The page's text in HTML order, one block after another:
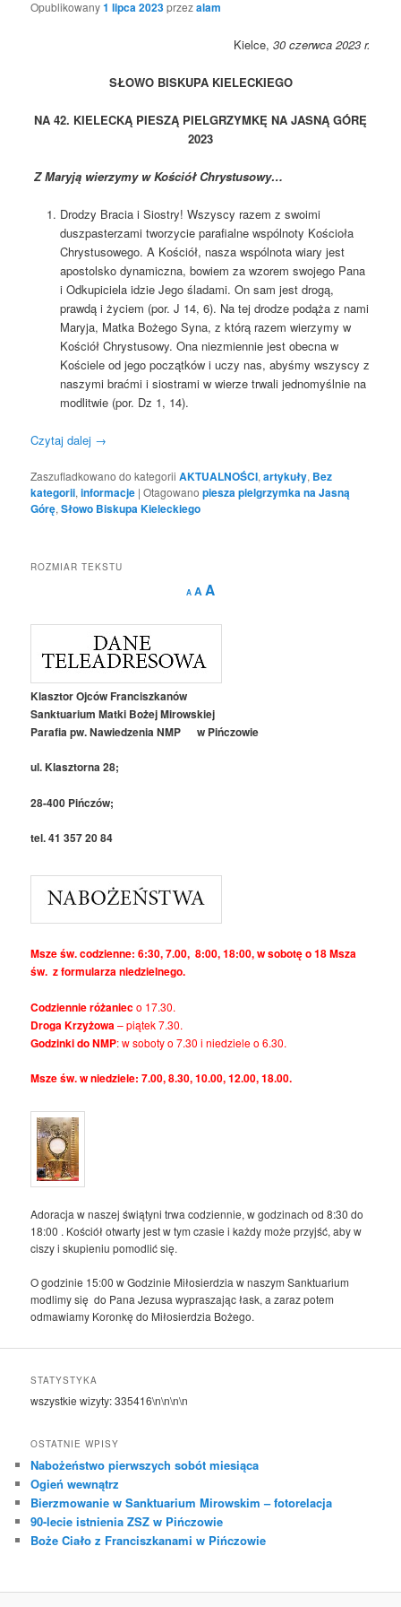
Opublikowany1 lipca 2023przezalam
Kielce, 30 czerwca 2023 r.
SŁOWO BISKUPA KIELECKIEGO
NA 42. KIELECKĄ PIESZĄ PIELGRZYMKĘ NA JASNĄ GÓRĘ
2023
Z Maryją wierzymy w Kościół Chrystusowy…
Drodzy Bracia i Siostry! Wszyscy razem z swoimi
duszpasterzami tworzycie parafialne wspólnoty Kościoła
Chrystusowego. A Kościół, nasza wspólnota wiary jest
apostolsko dynamiczna, bowiem za wzorem swojego Pana
i Odkupiciela idzie Jego śladami. On sam jest drogą,
prawdą i życiem (por. J 14, 6). Na tej drodze podąża z nami
Maryja, Matka Bożego Syna, z którą razem wierzymy w
Kościół Chrystusowy. Ona niezmiennie jest obecna w
Kościele od jego początków i uczy nas, abyśmy wszyscy z
naszymi braćmi i siostrami w wierze trwali jednomyślnie na
modlitwie (por. Dz 1, 14).
Czytaj dalej →
Zaszufladkowano do kategorii AKTUALNOŚCI,artykuły, Bez
kategorii,informacje |Otagowano piesza pielgrzymka na Jasną
Górę,Słowo Biskupa Kieleckiego
ROZMIAR TEKSTU
A
Decrease
font
A Reset
AIncrease
Klasztor Ojców Franciszkanów
Sanktuarium Matki Bożej Mirowskiej
Parafia pw. Nawiedzenia NMP w Pińczowie
ul. Klasztorna 28;
28-400 Pińczów;
tel. 41 357 20 84
Msze św. codzienne: 6:30, 7.00, 8:00, 18:00, w sobotę o 18 Msza
św. z formularza niedzielnego.
Codziennie różanieco 17.30.
Droga Krzyżowa– piątek 7.30.
Godzinki do NMP: w soboty o 7.30 i niedziele o 6.30.
Msze św. w niedziele: 7.00, 8.30, 10.00, 12.00, 18.00.
Adoracja w naszej świątyni trwa codziennie, w godzinach od 8:30 do
18:00 . Kościół otwarty jest w tym czasie i każdy może przyjść, aby w
ciszy i skupieniu pomodlić się.
O godzinie 15:00 w Godzinie Miłosierdzia w naszym Sanktuarium
modlimy się do Pana Jezusa wypraszając łask, a zaraz potem
odmawiamy Koronkę do Miłosierdzia Bożego.
STATYSTYKA
wszystkie wizyty:335416\n\n\n\n
OSTATNIE WPISY
Nabożeństwo pierwszych sobót miesiąca
Ogień wewnątrz
Bierzmowanie w Sanktuarium Mirowskim – fotorelacja
90-lecie istnienia ZSZ w Pińczowie
Boże Ciało z Franciszkanami w Pińczowie